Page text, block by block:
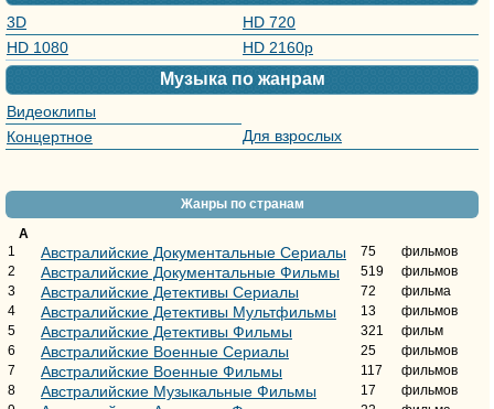
3D
HD 720
HD 1080
HD 2160р
Музыка по жанрам
Видеоклипы
Концертное
Для взрослых
Жанры по странам
А
1
Австралийские Документальные Сериалы 75
фильмов
2
Австралийские Документальные Фильмы 519
фильмов
3
Австралийские Детективы Сериалы 72
фильма
4
Австралийские Детективы Мультфильмы 13
фильмов
5
Австралийские Детективы Фильмы 321
фильм
6
Австралийские Военные Сериалы 25
фильмов
7
Австралийские Военные Фильмы 117
фильмов
8
Австралийские Музыкальные Фильмы 17
фильмов